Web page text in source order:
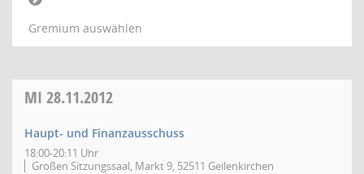
Gremium auswählen
MI 28.11.2012
Haupt- und Finanzausschuss
18:00-20:11 Uhr
Großen Sitzungssaal, Markt 9, 52511 Geilenkirchen